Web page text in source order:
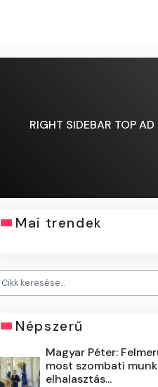
RIGHT SIDEBAR TOP AD
Mai trendek
Népszerű
Magyar Péter:
most szombati
elhalasztás...